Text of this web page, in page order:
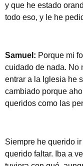
y que he estado
todo eso, y le he
Samuel: Porque mi
cuidado de nada. No
entrar a la Iglesia he
cambiado porque
queridos como las
Siempre he querido
querido faltar. Iba a